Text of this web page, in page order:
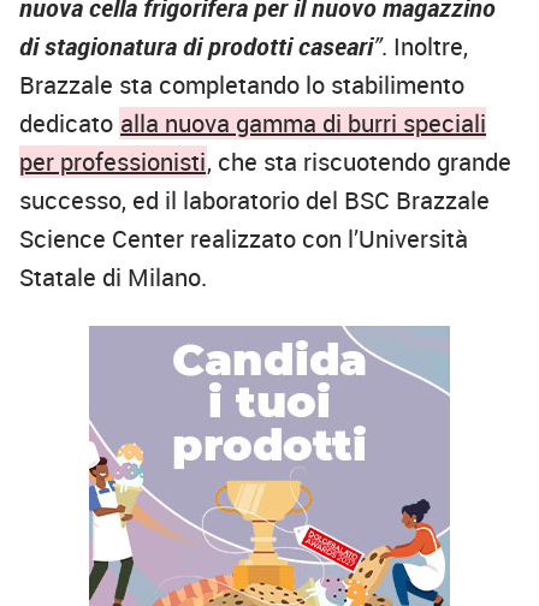
nuova cella frigorifera per il nuovo magazzino
di stagionatura di prodotti caseari”. Inoltre,
Brazzale sta completando lo stabilimento
dedicato alla nuova gamma di burri speciali
per professionisti, che sta riscuotendo grande
successo, ed il laboratorio del BSC Brazzale
Science Center realizzato con l’Università
Statale di Milano.